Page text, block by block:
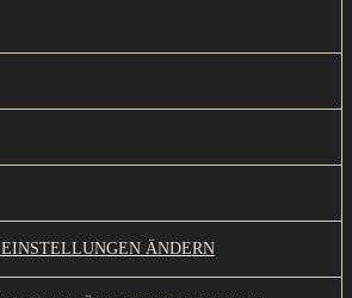
EINSTELLUNGEN ÄNDERN